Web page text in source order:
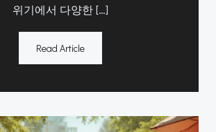
위기에서 다양한 […]
Read Article